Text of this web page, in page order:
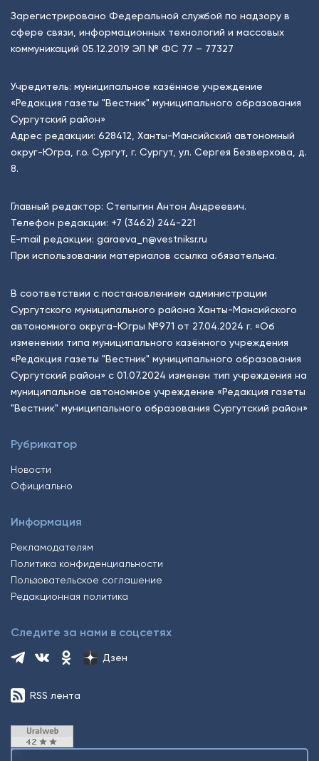
Зарегистрировано Федеральной службой по надзору в
сфере связи, информационных технологий и массовых
коммуникаций 05.12.2019 ЭЛ № ФС 77 – 77327
Учредитель: муниципальное казённое учреждение
«Редакция газеты "Вестник" муниципального образования
Сургутский район»
Адрес редакции: 628412, Ханты-Мансийский автономный
округ-Югра, г.о. Сургут, г. Сургут, ул. Сергея Безверхова, д.
8.
Главный редактор: Степыгин Антон Андреевич.
Телефон редакции: +7 (3462) 244-221
E-mail редакции: garaeva_n@vestniksr.ru
При использовании материалов ссылка обязательна.
В соответствии с постановлением администрации
Сургутского муниципального района Ханты-Мансийского
автономного округа-Югры №971 от 27.04.2024 г. «Об
изменении типа муниципального казённого учреждения
«Редакция газеты "Вестник" муниципального образования
Сургутский район» с 01.07.2024 изменен тип учреждения на
муниципальное автономное учреждение «Редакция газеты
"Вестник" муниципального образования Сургутский район»
Рубрикатор
Новости
Официально
Информация
Рекламодателям
Политика конфиденциальности
Пользовательское соглашение
Редакционная политика
Следите за нами в соцсетях
Дзен
RSS лента